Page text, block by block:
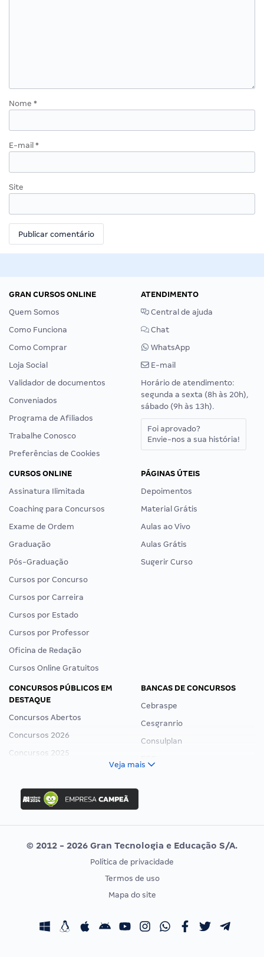
Nome *
E-mail *
Site
GRAN CURSOS ONLINE
Quem Somos
Como Funciona
Como Comprar
Loja Social
Validador de documentos
Conveniados
Programa de Afiliados
Trabalhe Conosco
Preferências de Cookies
ATENDIMENTO
Central de ajuda
Chat
WhatsApp
E-mail
Horário de atendimento:
segunda a sexta (8h às 20h),
sábado (9h às 13h).
Foi aprovado?
Envie-nos a sua história!
CURSOS ONLINE
Assinatura Ilimitada
Coaching para Concursos
Exame de Ordem
Graduação
Pós-Graduação
Cursos por Concurso
Cursos por Carreira
Cursos por Estado
Cursos por Professor
Oficina de Redação
Cursos Online Gratuitos
PÁGINAS ÚTEIS
Depoimentos
Material Grátis
Aulas ao Vivo
Aulas Grátis
Sugerir Curso
CONCURSOS PÚBLICOS EM
DESTAQUE
Concursos Abertos
Concursos 2026
Concursos 2025
Concurso Ibama
Concurso MPU
Editais publicados
BANCAS DE CONCURSOS
Cebraspe
Cesgranrio
Consulplan
Vunesp
CONCURSOS POR PROFISSÃO
Concursos Fiscais
EXAME DE ORDEM
Calendário OAB
Veja mais
© 2012 - 2026 Gran Tecnologia e Educação S/A.
Política de privacidade
Termos de uso
Mapa do site